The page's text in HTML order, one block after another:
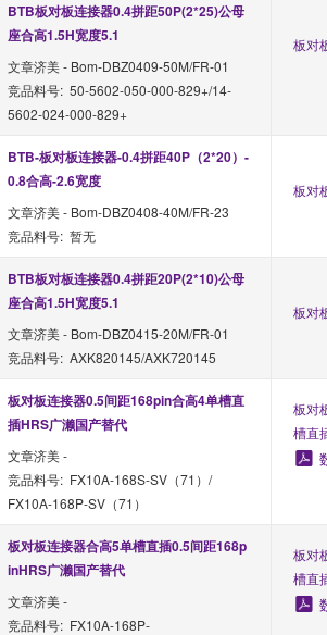
BTB板对板连接器0.4拼距50P(2*25)公母
座合高1.5H宽度5.1
文章济美 - Bom-DBZ0409-50M/FR-01
竞品料号: 50-5602-050-000-829+/14-
5602-024-000-829+
板对
BTB-板对板连接器-0.4拼距40P（2*20）-
0.8合高-2.6宽度
文章济美 - Bom-DBZ0408-40M/FR-23
竞品料号: 暂无
板对
BTB板对板连接器0.4拼距20P(2*10)公母
座合高1.5H宽度5.1
文章济美 - Bom-DBZ0415-20M/FR-01
竞品料号: AXK820145/AXK720145
板对
板对板连接器0.5间距168pin合高4单槽直
插HRS广濑国产替代
文章济美 -
竞品料号: FX10A-168S-SV（71）/
FX10A-168P-SV（71）
板对
槽直
板对板连接器合高5单槽直插0.5间距168p
inHRS广濑国产替代
文章济美 -
竞品料号: FX10A-168P-
板对
槽直